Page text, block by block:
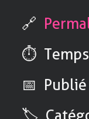
🔗
⏱️ Temps
📅 Publié